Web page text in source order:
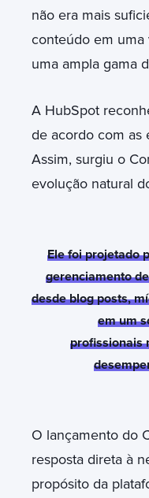
não era mais
conteúdo em uma
uma ampla gama
A HubSpot
de acordo com as
Assim, surgiu o
evolução natural
Ele foi projetado
gerenciamento
desde blog posts,
em um
profissionais
O lançamento do
resposta direta à
propósito da